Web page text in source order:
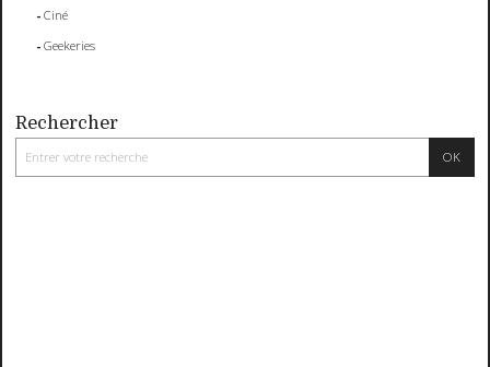
Ciné
Geekeries
Rechercher